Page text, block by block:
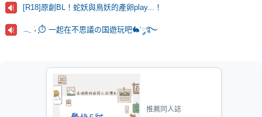
[R18]原創BL！蛇妖與鳥妖的產卵play...！
𓂃 ࣪˖ ִֶָ⏱️ 一起在不思議の国遊玩吧🐇་༘࿐
推薦同人誌